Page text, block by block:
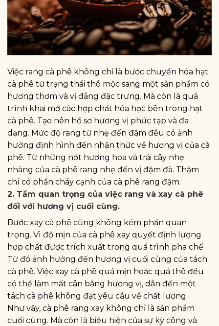
Việc rang cà phê không chỉ là bước chuyển hóa hạt
cà phê từ trạng thái thô mộc sang một sản phẩm có
hương thơm và vị đắng đặc trưng. Mà còn là quá
trình khai mở các hợp chất hóa học bên trong hạt
cà phê. Tạo nên hồ sơ hương vị phức tạp và đa
dạng. Mức độ rang từ nhẹ đến đậm đều có ảnh
hưởng định hình đến nhận thức về hương vị của cà
phê. Từ những nốt hương hoa và trái cây nhẹ
nhàng của cà phê rang nhẹ đến vị đậm đà. Thậm
chí có phần cháy cạnh của cà phê rang đậm.
2. Tầm quan trọng của việc rang và xay cà phê
đối với hương vị cuối cùng.
Bước xay cà phê cũng không kém phần quan
trọng. Vì độ mịn của cà phê xay quyết định lượng
hợp chất được trích xuất trong quá trình pha chế.
Từ đó ảnh hưởng đến hương vị cuối cùng của tách
cà phê. Việc xay cà phê quá mịn hoặc quá thô đều
có thể làm mất cân bằng hương vị, dẫn đến một
tách cà phê không đạt yêu cầu về chất lượng.
Như vậy, cà phê rang xay không chỉ là sản phẩm
cuối cùng. Mà còn là biểu hiện của sự kỳ công và